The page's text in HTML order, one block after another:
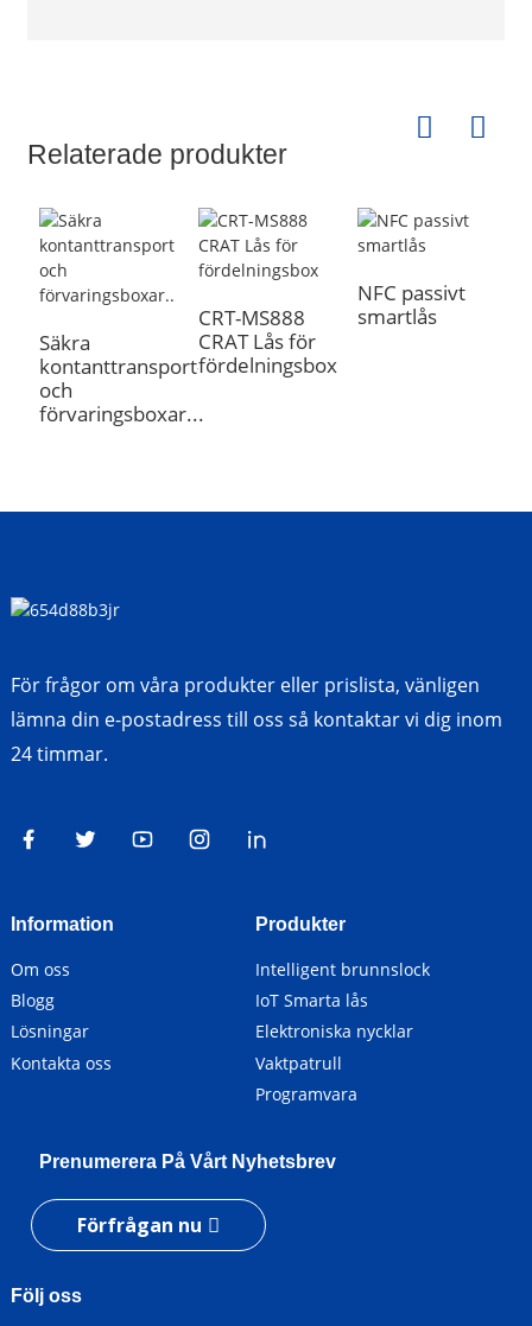
Relaterade produkter
Säkra
kontanttransport-
och
förvaringsboxar...
CRT-MS888
CRAT Lås för
fördelningsbox
NFC passivt
smartlås
För frågor om våra produkter eller prislista, vänligen
lämna din e-postadress till oss så kontaktar vi dig inom
24 timmar.
Information
Om oss
Blogg
Lösningar
Kontakta oss
Produkter
Intelligent brunnslock
IoT Smarta lås
Elektroniska nycklar
Vaktpatrull
Programvara
Prenumerera På Vårt Nyhetsbrev
Förfrågan nu
Följ oss